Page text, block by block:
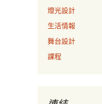
燈光設計
生活情報
舞台設計
課程